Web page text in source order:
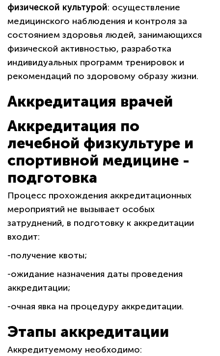
физической культурой: осуществление
медицинского наблюдения и контроля за
состоянием здоровья людей, занимающихся
физической активностью, разработка
индивидуальных программ тренировок и
рекомендаций по здоровому образу жизни.
Аккредитация врачей
Аккредитация по
лечебной физкультуре и
спортивной медицине -
подготовка
Процесс прохождения аккредитационных
мероприятий не вызывает особых
затруднений, в подготовку к аккредитации
входит:
-получение квоты;
-ожидание назначения даты проведения
аккредитации;
-очная явка на процедуру аккредитации.
Этапы аккредитации
Аккредитуемому необходимо: